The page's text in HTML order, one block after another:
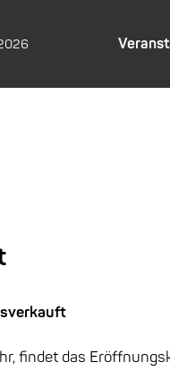
findet das